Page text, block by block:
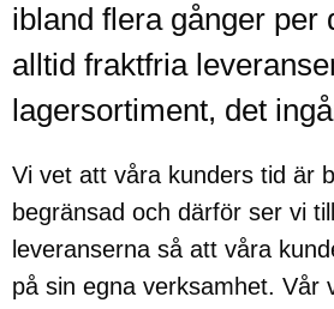
ibland flera gånger per
alltid fraktfria
lagersortiment, det
Vi vet att våra kunders tid är
begränsad och därför ser vi
leveranserna så att våra
på sin egna verksamhet. Vår